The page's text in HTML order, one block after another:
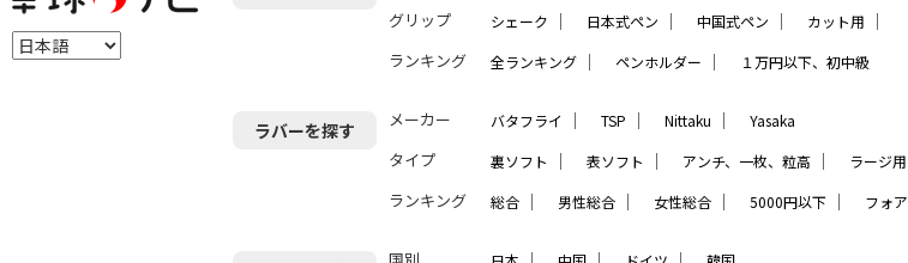
グリップ シェーク ｜ 日本式ペン ｜ 中国式ペン ｜ カット用 ｜
ランキング 全ランキング ｜ ペンホルダー ｜ １万円以下、初中級
ラバーを探す メーカー バタフライ ｜ TSP ｜ Nittaku ｜ Yasaka
タイプ 裏ソフト ｜ 表ソフト ｜ アンチ、一枚、粒高 ｜ ラージ用
ランキング 総合 ｜ 男性総合 ｜ 女性総合 ｜ 5000円以下 ｜ フォア